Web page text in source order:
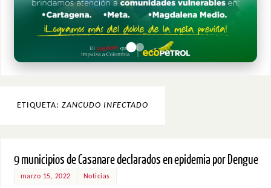
ETIQUETA: ZANCUDO INFECTADO
9 municipios de Casanare declarados en epidemia por Dengue
marzo 15, 2022 Noticias